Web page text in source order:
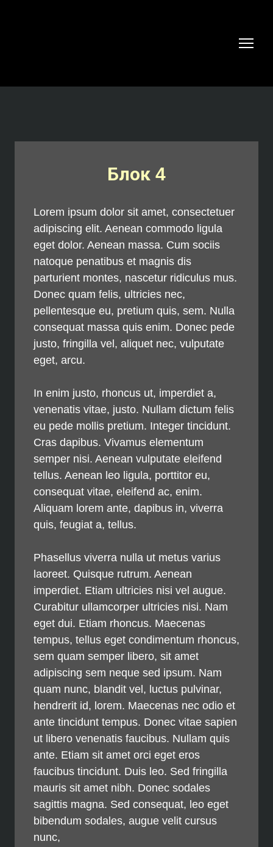
Блок 4
Lorem ipsum dolor sit amet, consectetuer
adipiscing elit. Aenean commodo ligula
eget dolor. Aenean massa. Cum sociis
natoque penatibus et magnis dis
parturient montes, nascetur ridiculus mus.
Donec quam felis, ultricies nec,
pellentesque eu, pretium quis, sem. Nulla
consequat massa quis enim. Donec pede
justo, fringilla vel, aliquet nec, vulputate
eget, arcu.
In enim justo, rhoncus ut, imperdiet a,
venenatis vitae, justo. Nullam dictum felis
eu pede mollis pretium. Integer tincidunt.
Cras dapibus. Vivamus elementum
semper nisi. Aenean vulputate eleifend
tellus. Aenean leo ligula, porttitor eu,
consequat vitae, eleifend ac, enim.
Aliquam lorem ante, dapibus in, viverra
quis, feugiat a, tellus.
Phasellus viverra nulla ut metus varius
laoreet. Quisque rutrum. Aenean
imperdiet. Etiam ultricies nisi vel augue.
Curabitur ullamcorper ultricies nisi. Nam
eget dui. Etiam rhoncus. Maecenas
tempus, tellus eget condimentum rhoncus,
sem quam semper libero, sit amet
adipiscing sem neque sed ipsum. Nam
quam nunc, blandit vel, luctus pulvinar,
hendrerit id, lorem. Maecenas nec odio et
ante tincidunt tempus. Donec vitae sapien
ut libero venenatis faucibus. Nullam quis
ante. Etiam sit amet orci eget eros
faucibus tincidunt. Duis leo. Sed fringilla
mauris sit amet nibh. Donec sodales
sagittis magna. Sed consequat, leo eget
bibendum sodales, augue velit cursus
nunc,